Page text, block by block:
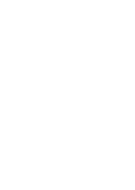
priser, använd
och
2.
för förhandlingsbara priser
Volymbaserad
post för kurskort.
rabatt
Volymbaserad rabatt i